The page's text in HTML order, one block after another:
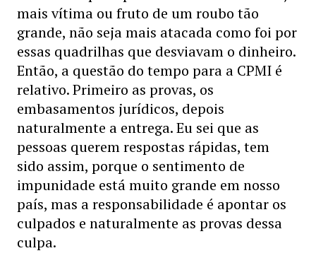
mais vítima ou fruto de um roubo tão
grande, não seja mais atacada como foi por
essas quadrilhas que desviavam o dinheiro.
Então, a questão do tempo para a CPMI é
relativo. Primeiro as provas, os
embasamentos jurídicos, depois
naturalmente a entrega. Eu sei que as
pessoas querem respostas rápidas, tem
sido assim, porque o sentimento de
impunidade está muito grande em nosso
país, mas a responsabilidade é apontar os
culpados e naturalmente as provas dessa
culpa.